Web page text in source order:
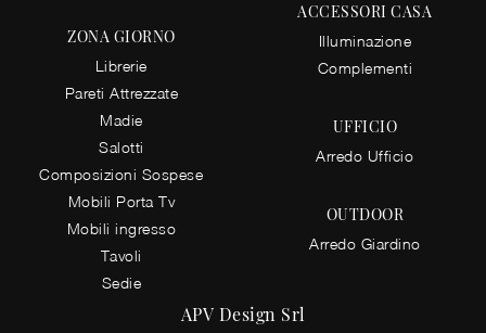
ZONA GIORNO
Librerie
Pareti Attrezzate
Madie
Salotti
Composizioni Sospese
Mobili Porta Tv
Mobili ingresso
Tavoli
Sedie
ACCESSORI CASA
Illuminazione
Complementi
UFFICIO
Arredo Ufficio
OUTDOOR
Arredo Giardino
APV Design Srl